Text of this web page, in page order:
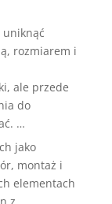
uniknąć
rozmiarem i
ale przede
do
…
jako
montaż i
elementach